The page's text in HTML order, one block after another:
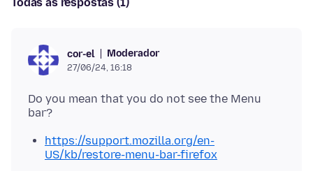
cor-el Moderador
27/06/24, 16:18
Do you mean that you do not see the Menu
https://support.mozilla.org/en-
US/kb/restore-menu-bar-firefox